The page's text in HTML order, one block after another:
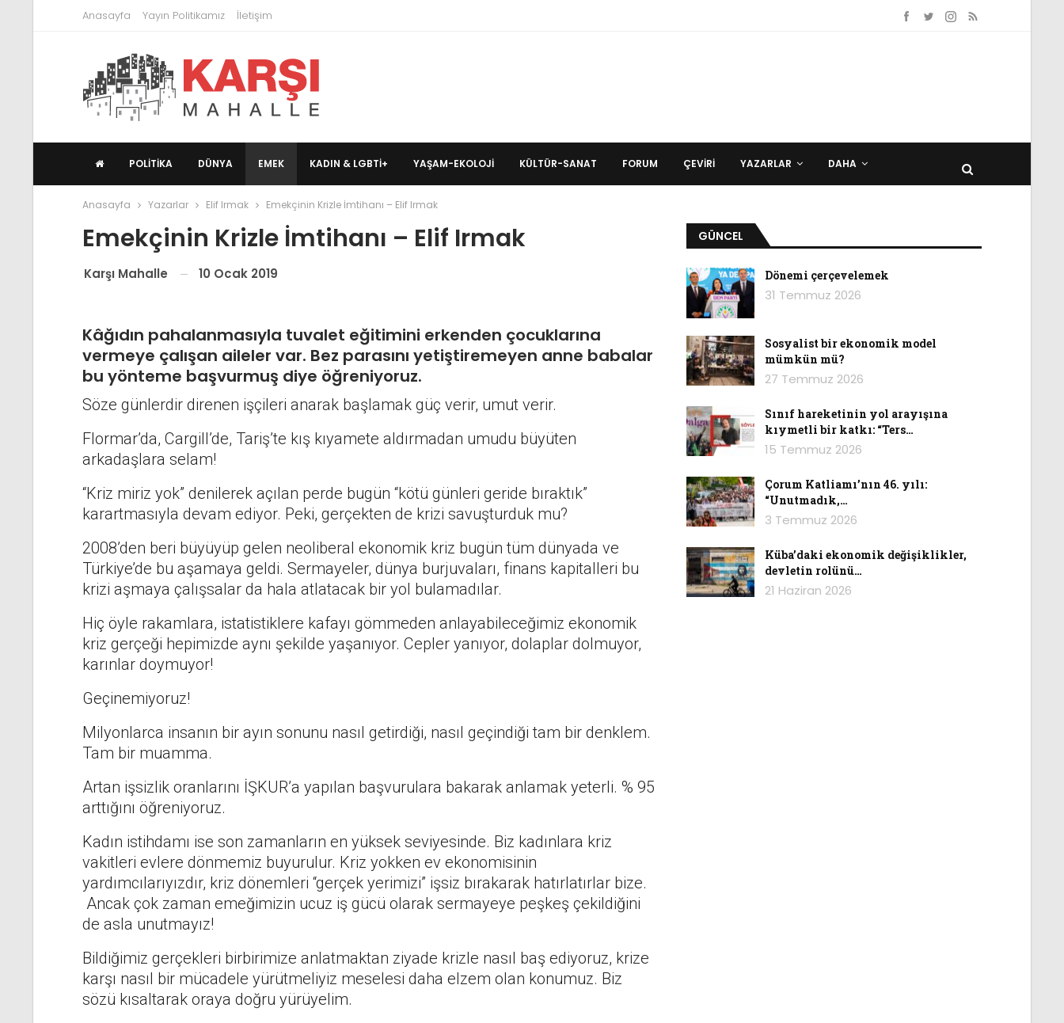
Anasayfa Yayın Politikamız İletişim
POLITIKA DÜNYA EMEK KADIN & LGBTİ+ YAŞAM-EKOLOJI KÜLTÜR-SANAT FORUM ÇEVIRI YAZARLAR DAHA
Anasayfa Yazarlar Elif Irmak Emekçinin Krizle İmtihanı – Elif Irmak
Emekçinin Krizle İmtihanı – Elif Irmak
Karşı Mahalle 10 Ocak 2019
Kâğıdın pahalanmasıyla tuvalet eğitimini erkenden çocuklarına
vermeye çalışan aileler var. Bez parasını yetiştiremeyen anne babalar
bu yönteme başvurmuş diye öğreniyoruz.
Söze günlerdir direnen işçileri anarak başlamak güç verir, umut verir.
Flormar’da, Cargill’de, Tariş’te kış kıyamete aldırmadan umudu büyüten
arkadaşlara selam!
“Kriz miriz yok” denilerek açılan perde bugün “kötü günleri geride bıraktık”
karartmasıyla devam ediyor. Peki, gerçekten de krizi savuşturduk mu?
2008’den beri büyüyüp gelen neoliberal ekonomik kriz bugün tüm dünyada ve
Türkiye’de bu aşamaya geldi. Sermayeler, dünya burjuvaları, finans kapitalleri bu
krizi aşmaya çalışsalar da hala atlatacak bir yol bulamadılar.
Hiç öyle rakamlara, istatistiklere kafayı gömmeden anlayabileceğimiz ekonomik
kriz gerçeği hepimizde aynı şekilde yaşanıyor. Cepler yanıyor, dolaplar dolmuyor,
karınlar doymuyor!
Geçinemiyoruz!
Milyonlarca insanın bir ayın sonunu nasıl getirdiği, nasıl geçindiği tam bir denklem.
Tam bir muamma.
Artan işsizlik oranlarını İŞKUR’a yapılan başvurulara bakarak anlamak yeterli. % 95
arttığını öğreniyoruz.
Kadın istihdamı ise son zamanların en yüksek seviyesinde. Biz kadınlara kriz
vakitleri evlere dönmemiz buyurulur. Kriz yokken ev ekonomisinin
yardımcılarıyızdır, kriz dönemleri “gerçek yerimizi” işsiz bırakarak hatırlatırlar bize.
Ancak çok zaman emeğimizin ucuz iş gücü olarak sermayeye peşkeş çekildiğini
de asla unutmayız!
Bildiğimiz gerçekleri birbirimize anlatmaktan ziyade krizle nasıl baş ediyoruz, krize
karşı nasıl bir mücadele yürütmeliyiz meselesi daha elzem olan konumuz. Biz
sözü kısaltarak oraya doğru yürüyelim.
GÜNCEL
Dönemi çerçevelemek
31 Temmuz 2026
Sosyalist bir ekonomik model
mümkün mü?
27 Temmuz 2026
Sınıf hareketinin yol arayışına
kıymetli bir katkı: “Ters…
15 Temmuz 2026
Çorum Katliamı’nın 46. yılı:
“Unutmadık,…
3 Temmuz 2026
Küba’daki ekonomik değişiklikler,
devletin rolünü…
21 Haziran 2026